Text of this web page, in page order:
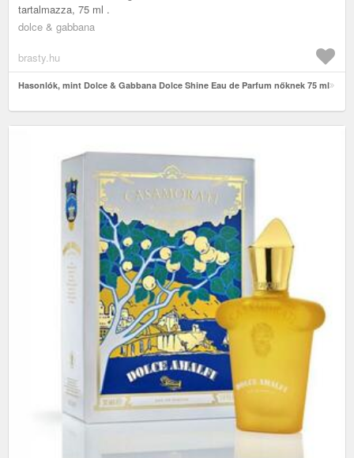
tartalmazza, 75 ml .
dolce & gabbana
brasty.hu
Hasonlók, mint Dolce & Gabbana Dolce Shine Eau de Parfum nőknek 75 ml